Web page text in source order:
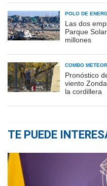
POLO DE
Las dos
Parque
millones
COMBO
Pronóstico
viento
la cordillera
TE PUEDE